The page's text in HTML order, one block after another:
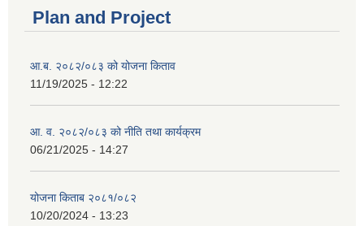
Plan and Project
आ.ब. २०८२/०८३ को योजना किताव
11/19/2025 - 12:22
आ. व. २०८२/०८३ को नीति तथा कार्यक्रम
06/21/2025 - 14:27
योजना किताब २०८१/०८२
10/20/2024 - 13:23